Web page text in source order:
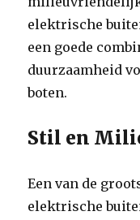
elektrische
een goede
duurzaamheid
boten.
Stil en
Een van de
elektrische